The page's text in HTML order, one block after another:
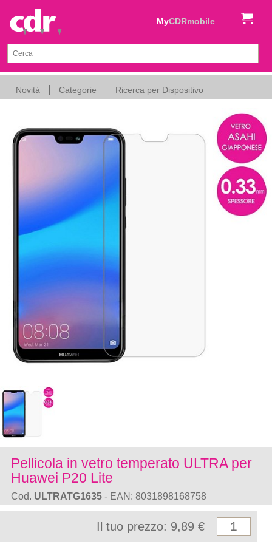
MyCDRmobile
Novità Categorie Ricerca per Dispositivo
Pellicola in vetro temperato ULTRA per
Huawei P20 Lite
Cod. ULTRATG1635 - EAN: 8031898168758
Il tuo prezzo: 9,89 €